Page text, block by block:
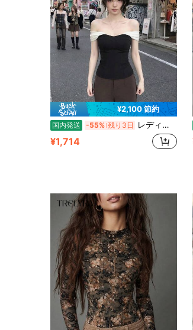
¥2,100 節約
国内発送 -55% 残り3日 レディース トップス オフショルダー ビスチェ コルセット ベアトップ チューブトップ バイカラー 配色 切り替え ハートネック デコルテ開き 着痩せ 細見え 華奢見え 肩出し 半袖 ノースリーブ カットソー タイト スリム フィット インナー 伸縮性 ストレッチ 大人可愛い きれいめ セクシー フェミニン カジュアル 韓国ファッション ストリート モード モノトーン 黒 白 デート 女子会 クラブ パーティー フェス お出かけ 普段着 旅行 春 夏 秋
¥1,714